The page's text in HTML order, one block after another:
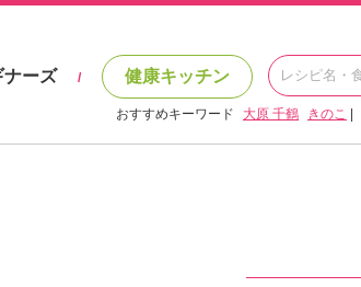
ナーズ / 健康キッチン
おすすめキーワード 大原 千鶴 きのこ